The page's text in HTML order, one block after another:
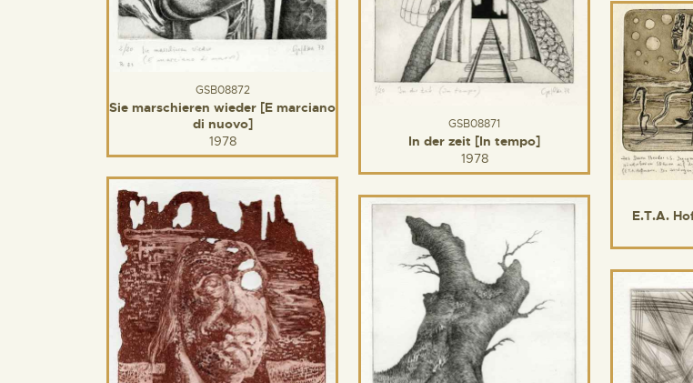
GSB08872
Sie marschieren wieder [E marciano
di nuovo]
1978
GSB08871
In der zeit [In tempo]
1978
E.T.A.